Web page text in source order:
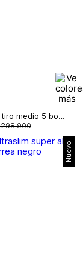
Jean skinny tiro medio 5 bolsillos borla
298.900
Nuevo